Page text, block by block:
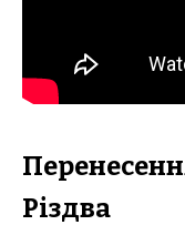
Різдва